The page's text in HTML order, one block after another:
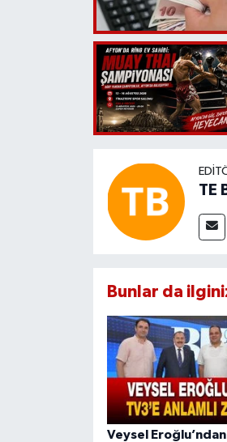
TE
Bunlar da
Veysel Eroğlu’ndan